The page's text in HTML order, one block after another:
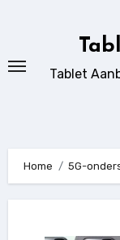
Tablet
Home 5G-